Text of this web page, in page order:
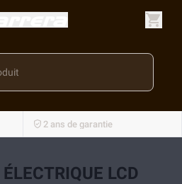
2 ans de garantie
LCD